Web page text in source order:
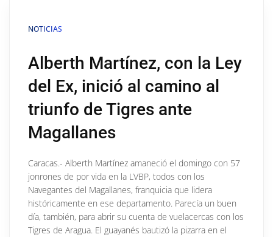
NOTICIAS
Alberth Martínez, con la Ley
del Ex, inició al camino al
triunfo de Tigres ante
Magallanes
Caracas.- Alberth Martínez amaneció el domingo con 57
jonrones de por vida en la LVBP, todos con los
Navegantes del Magallanes, franquicia que lidera
históricamente en ese departamento. Parecía un buen
día, también, para abrir su cuenta de vuelacercas con los
Tigres de Aragua. El guayanés bautizó la pizarra en el